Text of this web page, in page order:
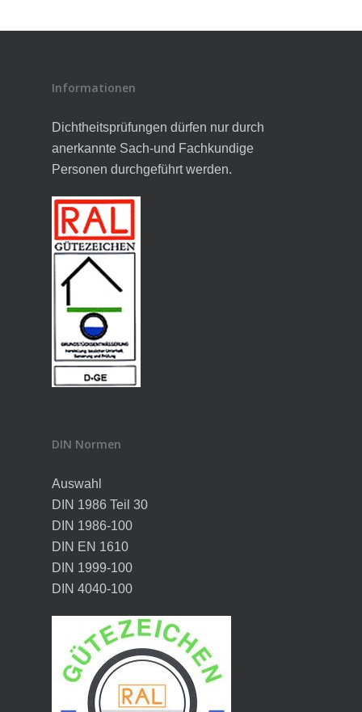
Informationen
Dichtheitsprüfungen dürfen nur durch
anerkannte Sach-und Fachkundige
Personen durchgeführt werden.
DIN Normen
Auswahl
DIN 1986 Teil 30
DIN 1986-100
DIN EN 1610
DIN 1999-100
DIN 4040-100